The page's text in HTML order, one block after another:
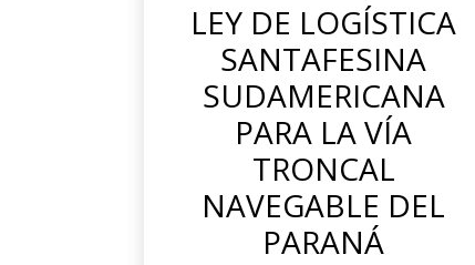
LEY DE LOGÍSTICA
SANTAFESINA
SUDAMERICANA
PARA LA VÍA
TRONCAL
NAVEGABLE DEL
PARANÁ